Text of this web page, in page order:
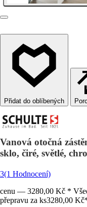
Vanová otočná
sklo, čiré, světlé,
3(1 Hodnocení)
cenu — 3280,00 Kč *
přepravu za ks3280,00 Kč